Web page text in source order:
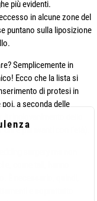
più evidenti.
in alcune zone del
puntano sulla liposizione
Semplicemente in
Ecco che la lista si
di protesi in
a seconda delle
è più avanti con l’età).